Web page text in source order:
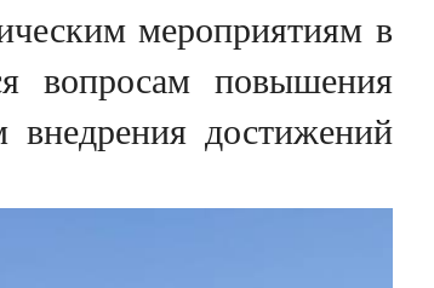
мероприятиям в
вопросам повышения
внедрения достижений